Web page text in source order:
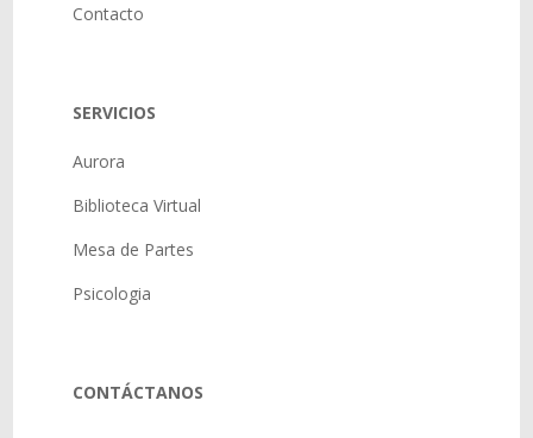
Contacto
SERVICIOS
Aurora
Biblioteca Virtual
Mesa de Partes
Psicologia
CONTÁCTANOS